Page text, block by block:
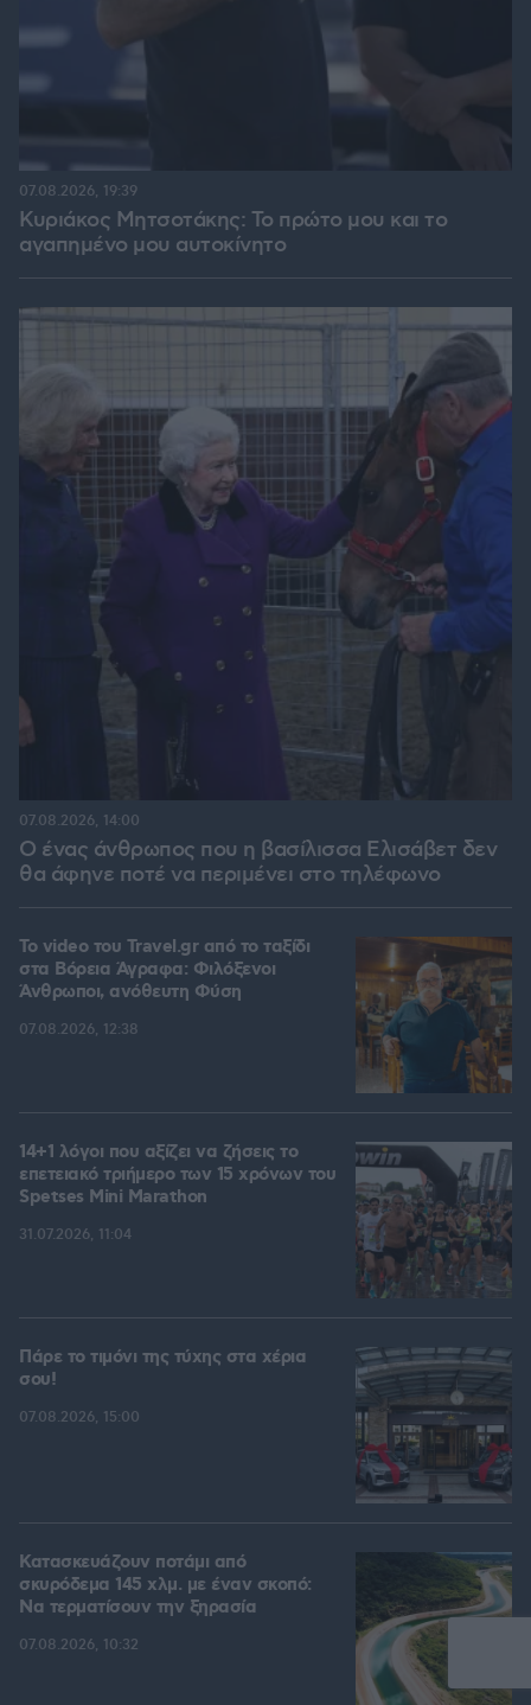
Κυριάκος Μητσοτάκης: Το πρώτο μου και το
αγαπημένο μου αυτοκίνητο
07.08.2026, 19:39
Ο ένας άνθρωπος που η βασίλισσα Ελισάβετ δεν
θα άφηνε ποτέ να περιμένει στο τηλέφωνο
07.08.2026, 14:00
To video του Travel.gr από το ταξίδι
στα Βόρεια Άγραφα: Φιλόξενοι
Άνθρωποι, ανόθευτη Φύση
07.08.2026, 12:38
14+1 λόγοι που αξίζει να ζήσεις το
επετειακό τριήμερο των 15 χρόνων του
Spetses Mini Marathon
31.07.2026, 11:04
Πάρε το τιμόνι της τύχης στα χέρια
σου!
07.08.2026, 15:00
Κατασκευάζουν ποτάμι από
σκυρόδεμα 145 χλμ. με έναν σκοπό:
Να τερματίσουν την ξηρασία
07.08.2026, 10:32